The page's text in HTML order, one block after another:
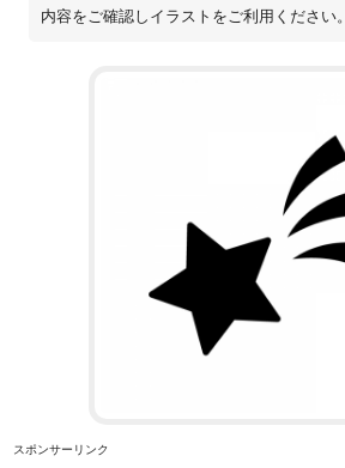
内容をご確認しイラストをご利用ください。
スポンサーリンク